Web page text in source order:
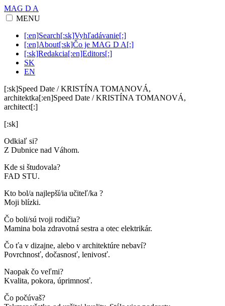
MAG D A
MENU
[:en]Search[:sk]Vyhľadávanie[:]
[:en]About[:sk]Čo je MAG D A[:]
[:sk]Redakcia[:en]Editors[:]
SK
EN
[:sk]Speed Date / KRISTÍNA TOMANOVÁ,
architektka[:en]Speed Date / KRISTÍNA TOMANOVÁ,
architect[:]
[:sk]
Odkiaľ si?
Z Dubnice nad Váhom.
Kde si študovala?
FAD STU.
Kto bol/a najlepší/ia učiteľ/ka ?
Moji blízki.
Čo boli/sú tvoji rodičia?
Mamina bola zdravotná sestra a otec elektrikár.
Čo ťa v dizajne, alebo v architektúre nebaví?
Povrchnosť, dočasnosť, lenivosť.
Naopak čo veľmi?
Kvalita, pokora, úprimnosť.
Čo počúvaš?